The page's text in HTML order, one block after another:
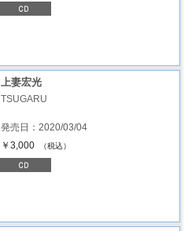
上妻宏光
TSUGARU
発売日：2020/03/04
￥3,000
（税込）